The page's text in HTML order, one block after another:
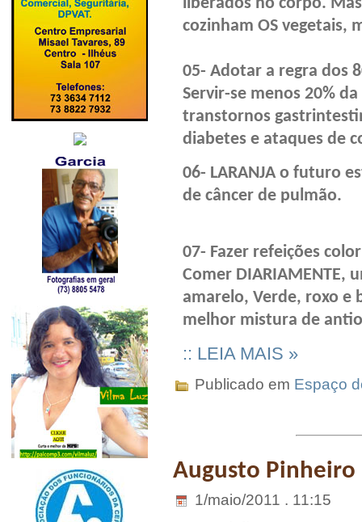
cozinham OS vegetais,
05- Adotar a regra dos
Servir-se menos 20%
transtornos
diabetes e ataques de
06- LARANJA o futuro
de câncer de pulmão.
07- Fazer refeições
Comer DIARIAMENTE,
amarelo, Verde, roxo e
melhor mistura de
:: LEIA MAIS »
Publicado em Espaço
Augusto Pinheiro
1/maio/2011 . 11:15